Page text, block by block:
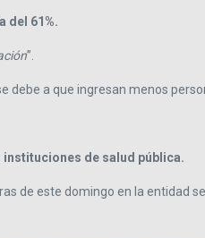
del 61%.
”.
a que ingresan menos
de salud pública.
de este domingo en la entidad